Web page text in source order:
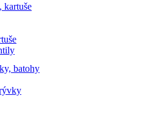
kartuše
batohy